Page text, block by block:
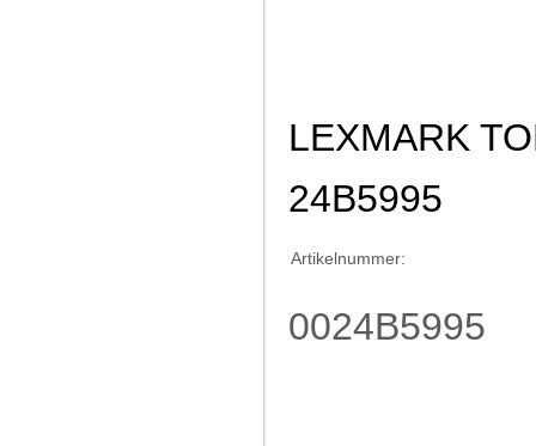
LEXMARK
24B5995
Artikelnummer:
0024B5995